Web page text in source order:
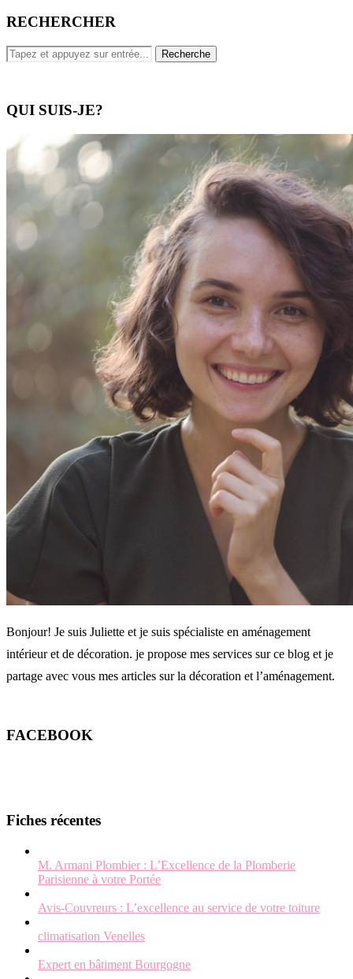
RECHERCHER
QUI SUIS-JE?
Bonjour! Je suis Juliette et je suis spécialiste en aménagement
intérieur et de décoration. je propose mes services sur ce blog et je
partage avec vous mes articles sur la décoration et l’aménagement.
FACEBOOK
Fiches récentes
M. Armani Plombier : L’Excellence de la Plomberie
Parisienne à votre Portée
Avis-Couvreurs : L’excellence au service de votre toiture
climatisation Venelles
Expert en bâtiment Bourgogne